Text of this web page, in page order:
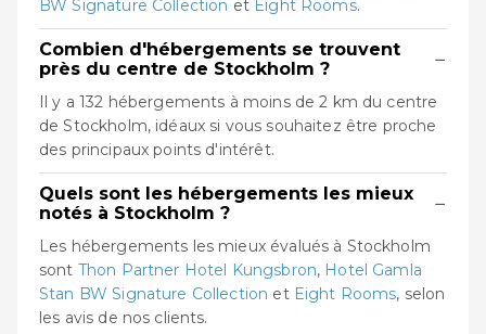
BW Signature Collection et Eight Rooms.
Combien d'hébergements se trouvent
près du centre de Stockholm ?
−
Il y a 132 hébergements à moins de 2 km du centre
de Stockholm, idéaux si vous souhaitez être proche
des principaux points d'intérêt.
Quels sont les hébergements les mieux
notés à Stockholm ?
−
Les hébergements les mieux évalués à Stockholm
sont Thon Partner Hotel Kungsbron, Hotel Gamla
Stan BW Signature Collection et Eight Rooms, selon
les avis de nos clients.